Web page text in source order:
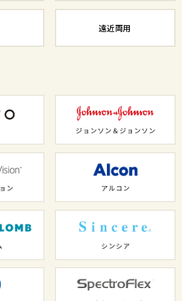
遠近両用